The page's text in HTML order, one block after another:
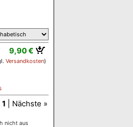
9,90 €
Versandkosten)
1 | Nächste »
nicht aus